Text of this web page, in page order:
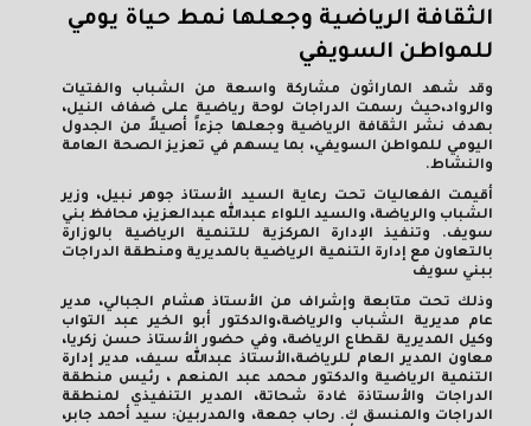
الثقافة الرياضية وجعلها نمط حياة يومي
للمواطن السويفي
وقد شهد الماراثون مشاركة واسعة من الشباب والفتيات
والرواد،حيث رسمت الدراجات لوحة رياضية على ضفاف النيل،
بهدف نشر الثقافة الرياضية وجعلها جزءاً أصيلاً من الجدول
اليومي للمواطن السويفي، بما يسهم في تعزيز الصحة العامة
والنشاط.
أقيمت الفعاليات تحت رعاية السيد الأستاذ جوهر نبيل، وزير
الشباب والرياضة، والسيد اللواء عبدالله عبدالعزيز، محافظ بني
سويف. وتنفيذ الإدارة المركزية للتنمية الرياضية بالوزارة
بالتعاون مع إدارة التنمية الرياضية بالمديرية ومنطقة الدراجات
ببني سويف
وذلك تحت متابعة وإشراف من ​الأستاذ هشام الجبالي، مدير
عام مديرية الشباب والرياضة،و​الدكتور أبو الخير عبد التواب
وكيل المديرية لقطاع الرياضة، وفي حضور ​الأستاذ حسن زكريا،
معاون المدير العام للرياضة،الأستاذ عبدالله سيف، مدير إدارة
التنمية الرياضية و​الدكتور محمد عبد المنعم ، رئيس منطقة
الدراجات و​الأستاذة غادة شحاتة، المدير التنفيذي لمنطقة
الدراجات والمنسق ك. رحاب جمعة، والمدربين: سيد أحمد جابر،